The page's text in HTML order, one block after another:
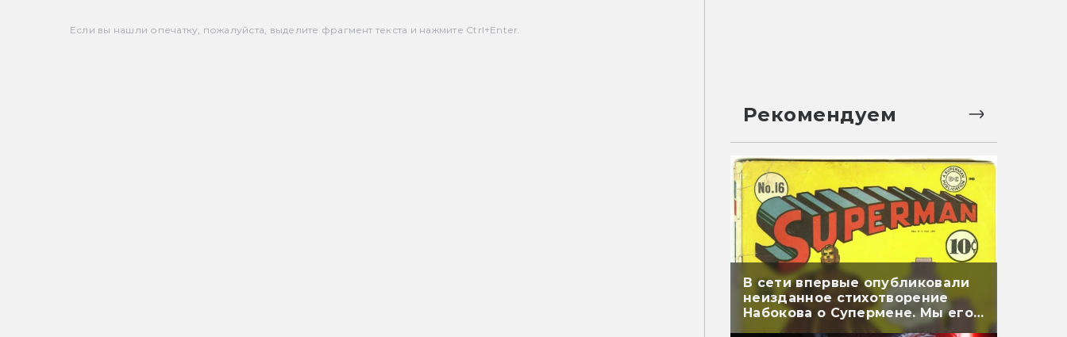
Если вы нашли опечатку, пожалуйста, выделите фрагмент текста и нажмите Ctrl+Enter.
Рекомендуем
В сети впервые опубликовали
неизданное стихотворение
Набокова о Супермене. Мы его
перевели